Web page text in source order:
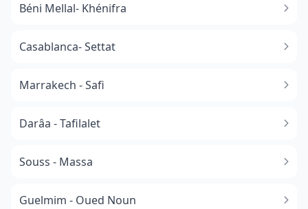
Béni Mellal- Khénifra
Casablanca- Settat
Marrakech - Safi
Darâa - Tafilalet
Souss - Massa
​Guelmim - Oued Noun